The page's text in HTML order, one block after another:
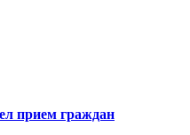
прием граждан